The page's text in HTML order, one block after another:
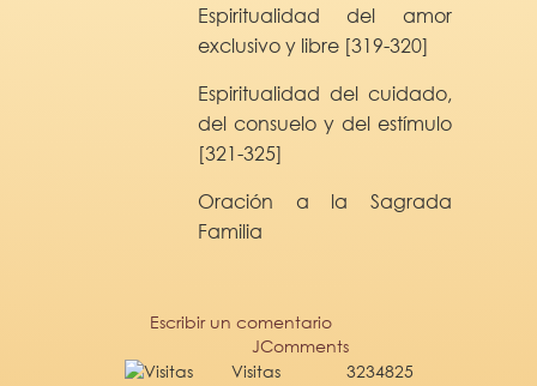
Espiritualidad del amor
exclusivo y libre [319-320]
Espiritualidad del cuidado,
del consuelo y del estímulo
[321-325]
Oración a la Sagrada
Familia
Escribir un comentario
JComments
Visitas
3234825